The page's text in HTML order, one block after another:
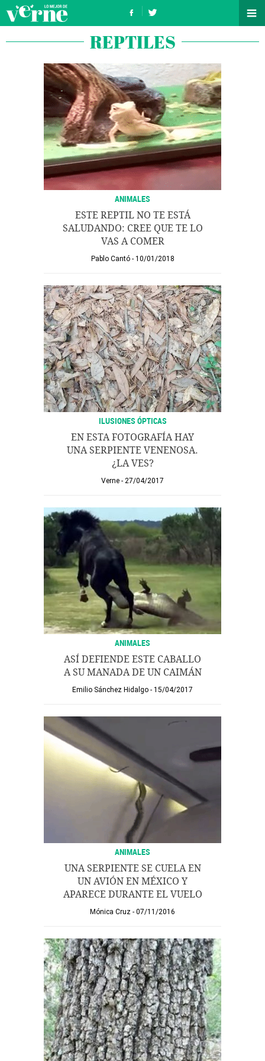
REPTILES
ANIMALES
ESTE REPTIL NO TE ESTÁ
SALUDANDO: CREE QUE TE LO
VAS A COMER
Pablo Cantó 10/01/2018
ILUSIONES ÓPTICAS
EN ESTA FOTOGRAFÍA HAY
UNA SERPIENTE VENENOSA.
¿LA VES?
Verne 27/04/2017
ANIMALES
ASÍ DEFIENDE ESTE CABALLO
A SU MANADA DE UN CAIMÁN
Emilio Sánchez Hidalgo 15/04/2017
ANIMALES
UNA SERPIENTE SE CUELA EN
UN AVIÓN EN MÉXICO Y
APARECE DURANTE EL VUELO
Mónica Cruz 07/11/2016